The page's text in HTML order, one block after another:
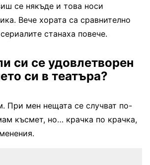
се някъде и това носи
Вече хората са сравнително
станаха повече.
си се удовлетворен
си в театъра?
При мен нещата се случват по-
късмет, но… крачка по крачка,